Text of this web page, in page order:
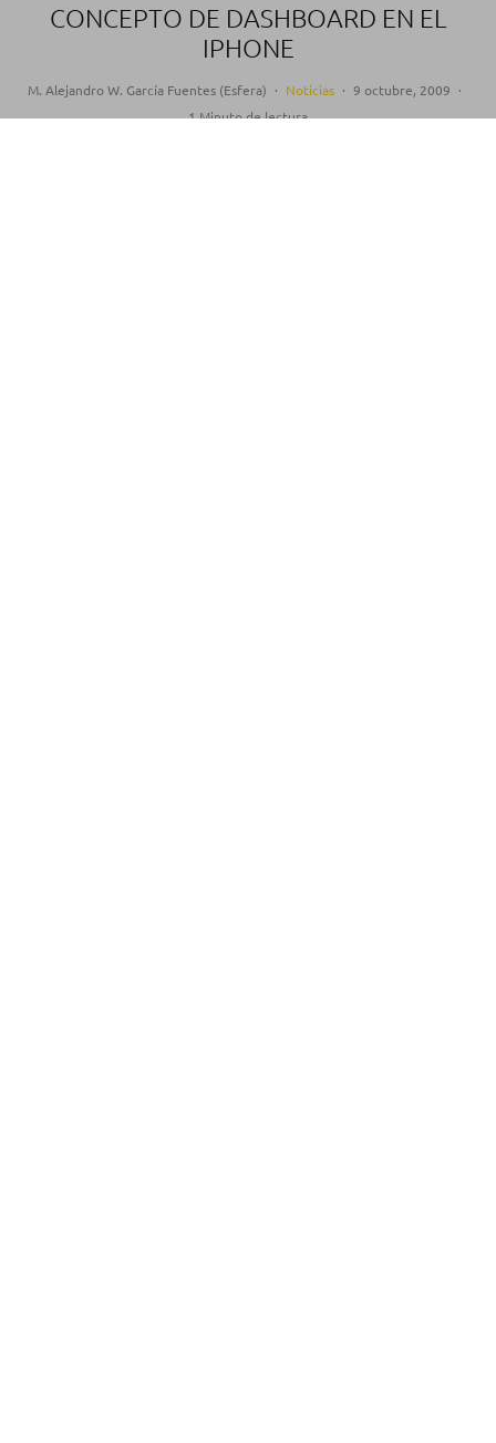
CONCEPTO DE DASHBOARD EN EL
IPHONE
M. Alejandro W. García Fuentes (Esfera) · Noticias · 9 octubre, 2009 ·
1 Minuto de lectura